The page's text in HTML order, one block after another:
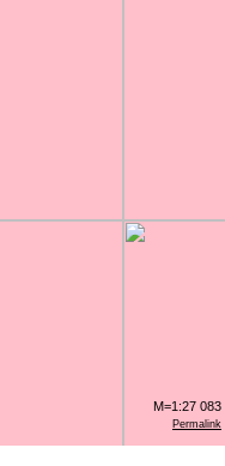
Permalink
M=1:27 083